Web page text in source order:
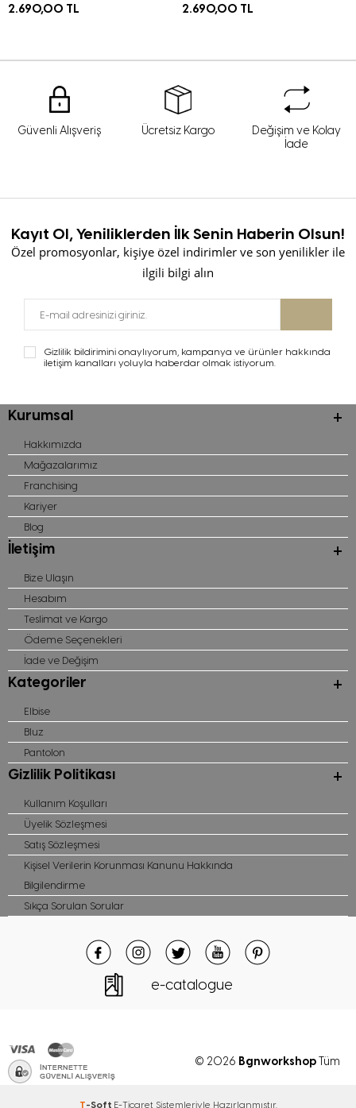
2.690,00 TL 2.690,00 TL
Güvenli Alışveriş Ücretsiz Kargo
Değişim ve Kolay
İade
Kayıt Ol, Yeniliklerden İlk Senin Haberin Olsun!
Özel promosyonlar, kişiye özel indirimler ve son yenilikler ile
ilgili bilgi alın
Gizlilik bildirimini onaylıyorum, kampanya ve ürünler hakkında
iletişim kanalları yoluyla haberdar olmak istiyorum.
Kurumsal
Hakkımızda
Mağazalarımız
Franchising
Kariyer
Blog
İletişim
Bize Ulaşın
Hesabım
Teslimat ve Kargo
Ödeme Seçenekleri
İade ve Değişim
Kategoriler
Elbise
Bluz
Pantolon
Gizlilik Politikası
Kullanım Koşulları
Üyelik Sözleşmesi
Satış Sözleşmesi
Kişisel Verilerin Korunması Kanunu Hakkında
Bilgilendirme
Sıkça Sorulan Sorular
e-catalogue
© 2026 BgnworkshopTüm
hakları saklıdır
T-Soft E-Ticaret Sistemleriyle Hazırlanmıştır.